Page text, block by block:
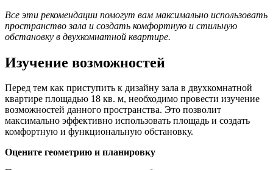
Все эти рекомендации помогут вам максимально использовать
пространство зала и создать комфортную и стильную
обстановку в двухкомнатной квартире.
Изучение возможностей
Перед тем как приступить к дизайну зала в двухкомнатной
квартире площадью 18 кв. м, необходимо провести изучение
возможностей данного пространства. Это позволит
максимально эффективно использовать площадь и создать
комфортную и функциональную обстановку.
Оцените геометрию и планировку